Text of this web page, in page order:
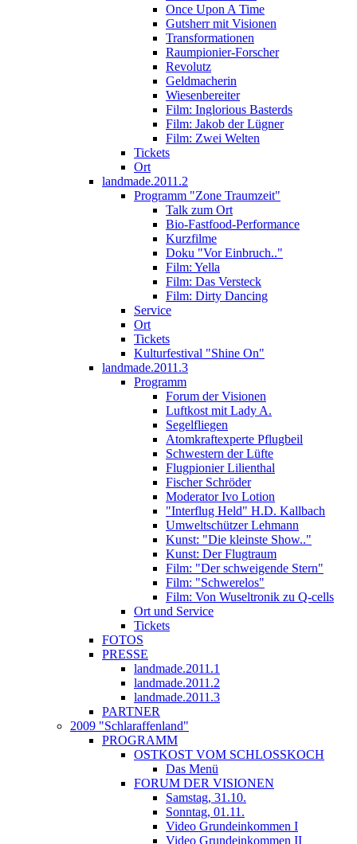
Once Upon A Time
Gutsherr mit Visionen
Transformationen
Raumpionier-Forscher
Revolutz
Geldmacherin
Wiesenbereiter
Film: Inglorious Basterds
Film: Jakob der Lügner
Film: Zwei Welten
Tickets
Ort
landmade.2011.2
Programm "Zone Traumzeit"
Talk zum Ort
Bio-Fastfood-Performance
Kurzfilme
Doku "Vor Einbruch.."
Film: Yella
Film: Das Versteck
Film: Dirty Dancing
Service
Ort
Tickets
Kulturfestival "Shine On"
landmade.2011.3
Programm
Forum der Visionen
Luftkost mit Lady A.
Segelfliegen
Atomkraftexperte Pflugbeil
Schwestern der Lüfte
Flugpionier Lilienthal
Fischer Schröder
Moderator Ivo Lotion
"Interflug Held" H.D. Kallbach
Umweltschützer Lehmann
Kunst: "Die kleinste Show.."
Kunst: Der Flugtraum
Film: "Der schweigende Stern"
Film: "Schwerelos"
Film: Von Wuseltronik zu Q-cells
Ort und Service
Tickets
FOTOS
PRESSE
landmade.2011.1
landmade.2011.2
landmade.2011.3
PARTNER
2009 "Schlaraffenland"
PROGRAMM
OSTKOST VOM SCHLOSSKOCH
Das Menü
FORUM DER VISIONEN
Samstag, 31.10.
Sonntag, 01.11.
Video Grundeinkommen I
Video Grundeinkommen II